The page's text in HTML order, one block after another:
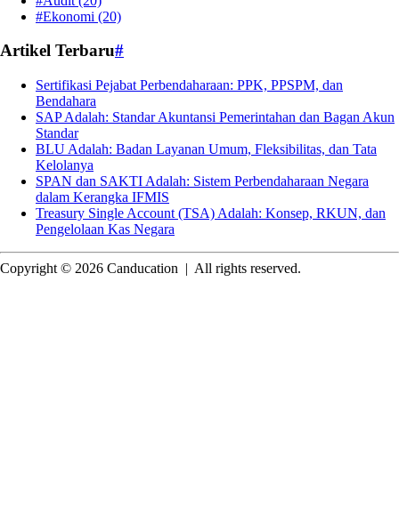
#Ekonomi (20)
Artikel Terbaru#
Sertifikasi Pejabat Perbendaharaan: PPK, PPSPM, dan
Bendahara
SAP Adalah: Standar Akuntansi Pemerintahan dan Bagan Akun
Standar
BLU Adalah: Badan Layanan Umum, Fleksibilitas, dan Tata
Kelolanya
SPAN dan SAKTI Adalah: Sistem Perbendaharaan Negara
dalam Kerangka IFMIS
Treasury Single Account (TSA) Adalah: Konsep, RKUN, dan
Pengelolaan Kas Negara
Copyright © 2026 Canducation | All rights reserved.